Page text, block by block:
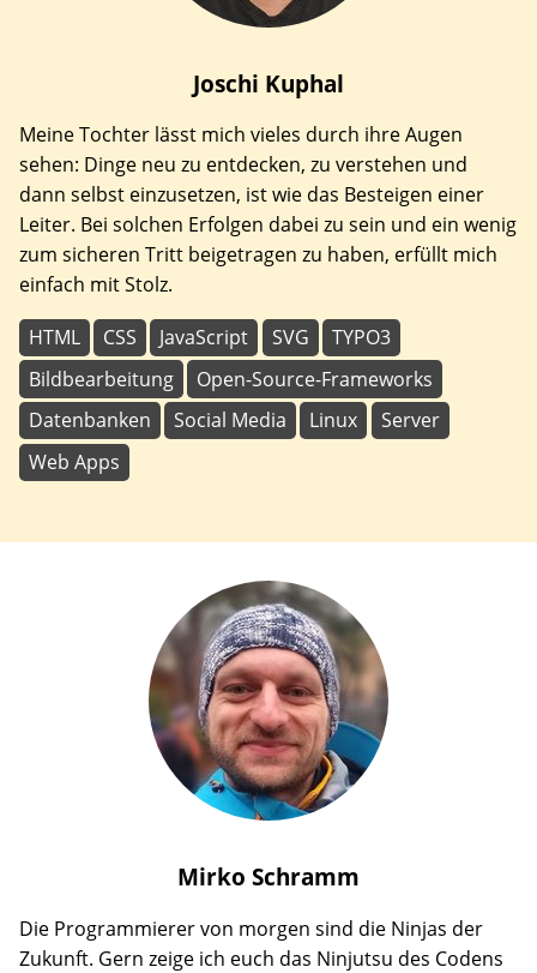
Joschi Kuphal
Meine Tochter lässt mich vieles durch ihre Augen
sehen: Dinge neu zu entdecken, zu verstehen und
dann selbst einzusetzen, ist wie das Besteigen einer
Leiter. Bei solchen Erfolgen dabei zu sein und ein wenig
zum sicheren Tritt beigetragen zu haben, erfüllt mich
einfach mit Stolz.
HTML CSS JavaScript SVG
TYPO3
Bildbearbeitung
Open-Source-Frameworks
Datenbanken
Social Media Linux
Server
Web Apps
Mirko Schramm
Die Programmierer von morgen sind die Ninjas der
Zukunft. Gern zeige ich euch das Ninjutsu des Codens